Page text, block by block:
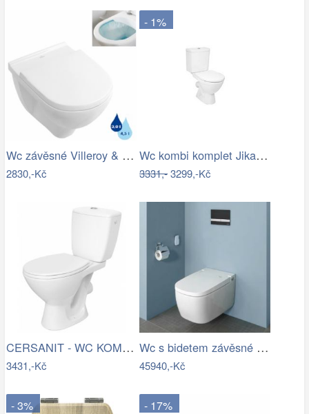
Wc závěsné Villeroy & Boch O.Novo zadní…
2830,-Kč
- 1%
Wc kombi komplet Jika Lyra Plus šikmý…
3331,-3299,-Kč
CERSANIT - WC KOMBI KASKADA 206 010 3/6…
3431,-Kč
Wc s bidetem závěsné VitrA V Care…
45940,-Kč
- 3% - 17%